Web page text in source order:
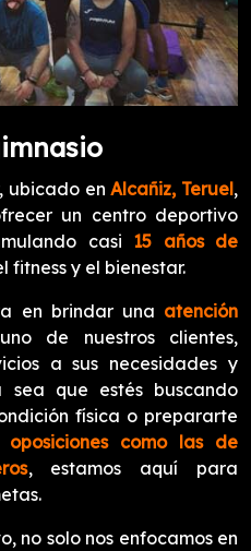
ubicado enAlcañiz, Teruel,
un centro deportivo
casi 15 años de
fitness y el bienestar.
en brindar una atención
de nuestros clientes,
a sus necesidades y
sea que estés buscando
física o prepararte
oposiciones como las de
, estamos aquí para
no solo nos enfocamos en